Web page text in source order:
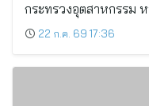
กระทรวงอุตสาหกรรม
22 ก.ค. 69 17:36